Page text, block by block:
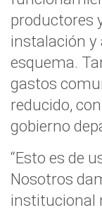
productores
instalación y
esquema.
gastos
reducido,
gobierno
“Esto es de
Nosotros
institucional